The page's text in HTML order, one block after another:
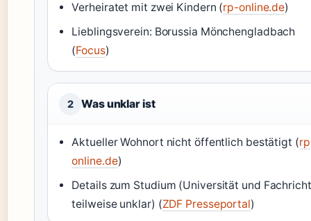
Verheiratet mit zwei Kindern (rp-online.de)
Lieblingsverein: Borussia Mönchengladbach
(Focus)
2 Was unklar ist
Aktueller Wohnort nicht öffentlich bestätigt (
online.de)
Details zum Studium (Universität und
teilweise unklar) (ZDF Presseportal)